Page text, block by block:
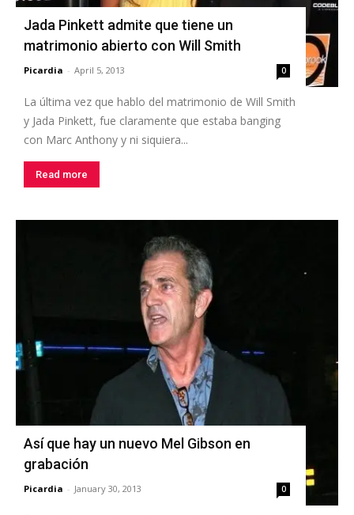
Jada Pinkett admite que tiene un
matrimonio abierto con Will Smith
Picardia - April 5, 2013 0
La última vez que hablo del matrimonio de Will Smith
y Jada Pinkett, fue claramente que estaba banging
con Marc Anthony y ni siquiera...
Read more
Así que hay un nuevo Mel Gibson en
grabación
Picardia - January 30, 2013 0